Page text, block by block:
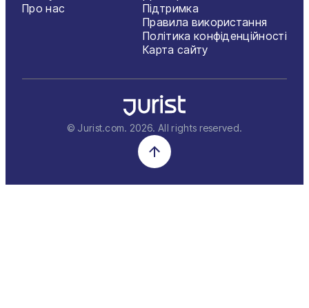
Про нас
Підтримка
Правила використання
Політика конфіденційності
Карта сайту
© Jurist.com. 2026. All rights reserved.